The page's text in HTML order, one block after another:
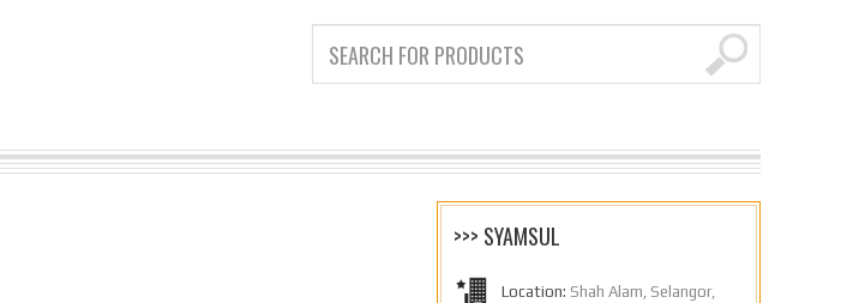
>>> SYAMSUL
Location: Shah Alam, Selangor,